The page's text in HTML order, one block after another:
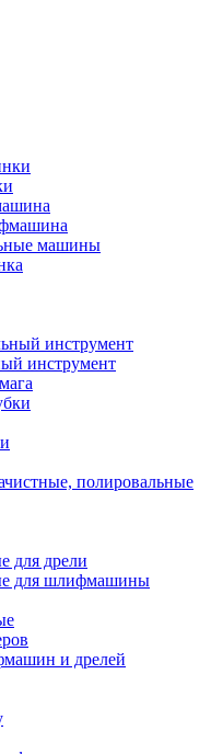
машины
инструмент
полировальные
для дрели
для шлифмашины
и дрелей